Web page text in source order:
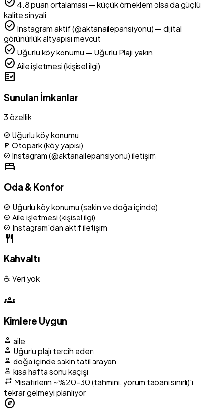
4.8 puan ortalaması — küçük örneklem olsa da güçlü
kalite sinyali
check_circle Instagram aktif (@aktanailepansiyonu) — dijital
görünürlük altyapısı mevcut
check_circle Uğurlu köy konumu — Uğurlu Plajı yakın
check_circle Aile işletmesi (kişisel ilgi)
fact_check
Sunulan İmkanlar
3 özellik
check_circle Uğurlu köy konumu
local_parking Otopark (köy yapısı)
check_circle Instagram (@aktanailepansiyonu) iletişim
bed
Oda & Konfor
check_circle Uğurlu köy konumu (sakin ve doğa içinde)
check_circle Aile işletmesi (kişisel ilgi)
check_circle Instagram'dan aktif iletişim
restaurant
Kahvaltı
☕ Veri yok
groups
Kimlere Uygun
person aile
person Uğurlu plajı tercih eden
person doğa içinde sakin tatil arayan
person kısa hafta sonu kaçışı
repeat Misafirlerin ~%20-30 (tahmini, yorum tabanı sınırlı)'i
tekrar gelmeyi planlıyor
explore